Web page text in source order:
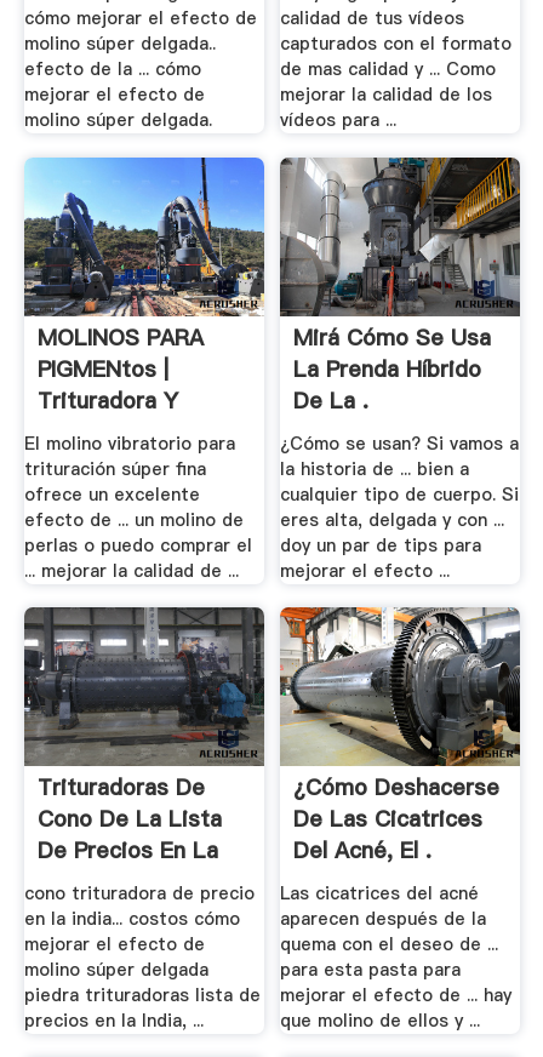
cómo mejorar el efecto de
molino súper delgada..
efecto de la ... cómo
mejorar el efecto de
molino súper delgada.
calidad de tus vídeos
capturados con el formato
de mas calidad y ... Como
mejorar la calidad de los
vídeos para ...
MOLINOS PARA
PIGMENtos |
Trituradora Y
Molinos
El molino vibratorio para
trituración súper fina
ofrece un excelente
efecto de ... un molino de
perlas o puedo comprar el
... mejorar la calidad de ...
Mirá Cómo Se Usa
La Prenda Híbrido
De La .
¿Cómo se usan? Si vamos a
la historia de ... bien a
cualquier tipo de cuerpo. Si
eres alta, delgada y con ...
doy un par de tips para
mejorar el efecto ...
Trituradoras De
Cono De La Lista
De Precios En La
India
cono trituradora de precio
en la india... costos cómo
mejorar el efecto de
molino súper delgada
piedra trituradoras lista de
precios en la India, ...
¿Cómo Deshacerse
De Las Cicatrices
Del Acné, El .
Las cicatrices del acné
aparecen después de la
quema con el deseo de ...
para esta pasta para
mejorar el efecto de ... hay
que molino de ellos y ...